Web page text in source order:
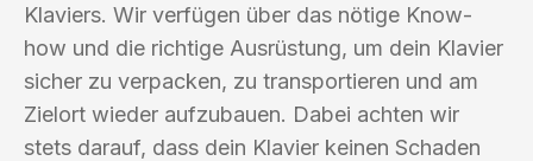
Klaviers. Wir verfügen über das nötige Know-
how und die richtige Ausrüstung, um dein Klavier
sicher zu verpacken, zu transportieren und am
Zielort wieder aufzubauen. Dabei achten wir
stets darauf, dass dein Klavier keinen Schaden